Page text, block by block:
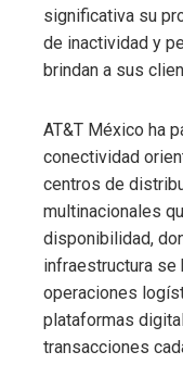
significativa su
de inactividad y
brindan a sus
AT&T México ha
conectividad
centros de
multinacionales
disponibilidad,
infraestructura se
operaciones
plataformas
transacciones